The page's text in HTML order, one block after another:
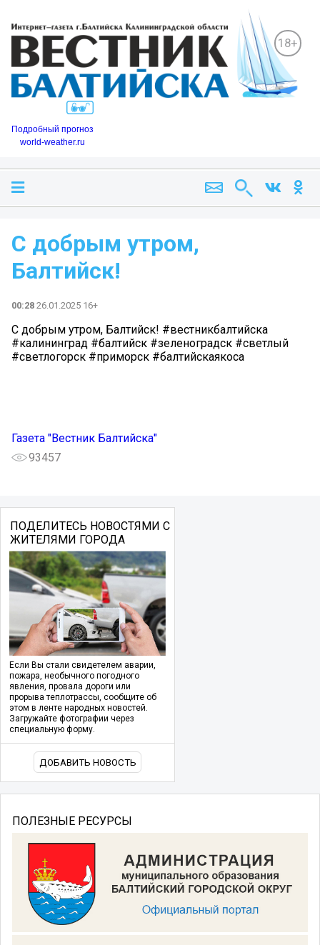
18+
Подробный прогноз
world-weather.ru
️С добрым утром,
Балтийск!
00:28 26.01.2025 16+
️С добрым утром, Балтийск! #вестникбалтийска
#калининград #балтийск #зеленоградск #светлый
#светлогорск #приморск #балтийскаякоса
Газета "Вестник Балтийска"
93457
ПОДЕЛИТЕСЬ НОВОСТЯМИ С
ЖИТЕЛЯМИ ГОРОДА
Если Вы стали свидетелем аварии,
пожара, необычного погодного
явления, провала дороги или
прорыва теплотрассы, сообщите об
этом в ленте народных новостей.
Загружайте фотографии через
специальную форму.
ДОБАВИТЬ НОВОСТЬ
ПОЛЕЗНЫЕ РЕСУРСЫ